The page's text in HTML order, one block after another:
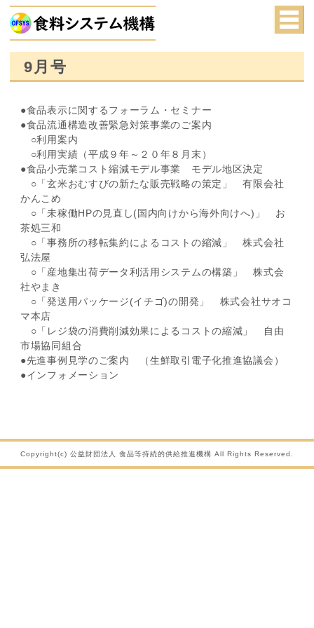
9月号
●食品表示に関するフォーラム・セミナー
●食品流通構造改善緊急対策事業のご案内
○利用案内
○利用実績（平成９年～２０年８月末）
●食品小売業コスト縮減モデル事業 モデル地区決定
○「玄米おむすびの新たな販売戦略の策定」 有限会社
かんこめ
○「未稼働HPの見直し(国内向けから海外向けへ)」 お
茶処三和
○「事務所の移転集約によるコストの縮減」 株式会社
弘法屋
○「産地集出荷データ利活用システムの構築」 株式会
社やまき
○「発送用パッケージ(イチゴ)の開発」 株式会社サオコ
マ本店
○「レジ袋の消費削減効果によるコストの縮減」 自由
市場協同組合
●先進事例見学のご案内 （生鮮取引電子化推進協議会）
●インフォメーション
Copyright(c) 公益財団法人 食品等持続的供給推進機構 All Rights Reserved.